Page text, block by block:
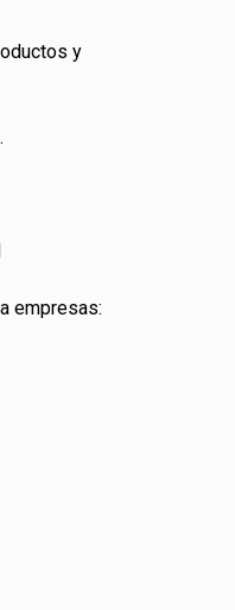
y
empresas: